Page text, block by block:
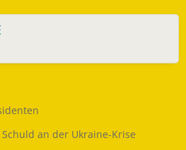
an der Ukraine-Krise